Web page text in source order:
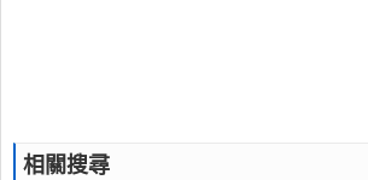
相關搜尋